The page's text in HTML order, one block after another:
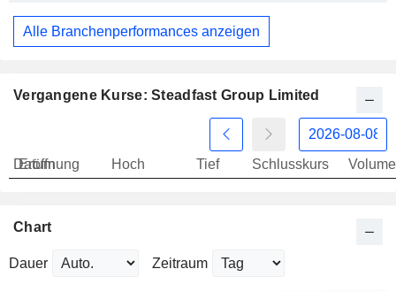
Alle Branchenperformances anzeigen
Vergangene Kurse: Steadfast Group Limited
Datum
Eröffnung Hoch Tief Schlusskurs
Chart
Dauer Zeitraum